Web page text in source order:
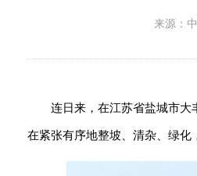
来源：
连日来，在江苏省盐城市大
在紧张有序地整坡、清杂、绿化